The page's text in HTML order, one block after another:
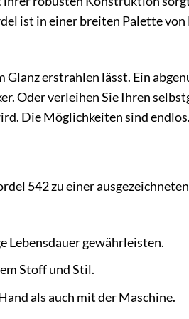
ist in einer breiten Palette von
erstrahlen lässt. Ein
Oder verleihen Sie Ihren
Die Möglichkeiten sind endlos.
542 zu einer
Lebensdauer gewährleisten.
Stoff und Stil.
als auch mit der Maschine.